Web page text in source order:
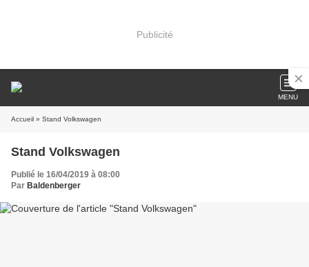
Publicité
MENU
Accueil » Stand Volkswagen
Stand Volkswagen
Publié le 16/04/2019 à 08:00
Par Baldenberger